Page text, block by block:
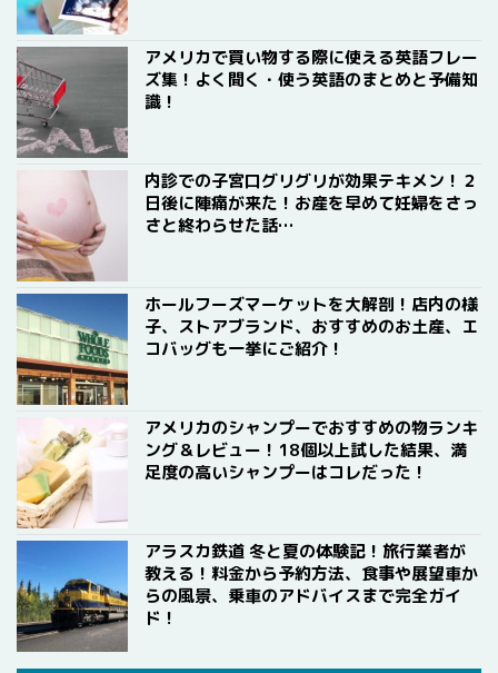
アメリカで買い物する際に使える英語フレー
ズ集！よく聞く・使う英語のまとめと予備知
識！
内診での子宮口グリグリが効果テキメン！２
日後に陣痛が来た！お産を早めて妊婦をさっ
さと終わらせた話…
ホールフーズマーケットを大解剖！店内の様
子、ストアブランド、おすすめのお土産、エ
コバッグも一挙にご紹介！
アメリカのシャンプーでおすすめの物ランキ
ング＆レビュー！18個以上試した結果、満
足度の高いシャンプーはコレだった！
アラスカ鉄道 冬と夏の体験記！旅行業者が
教える！料金から予約方法、食事や展望車か
らの風景、乗車のアドバイスまで完全ガイ
ド！